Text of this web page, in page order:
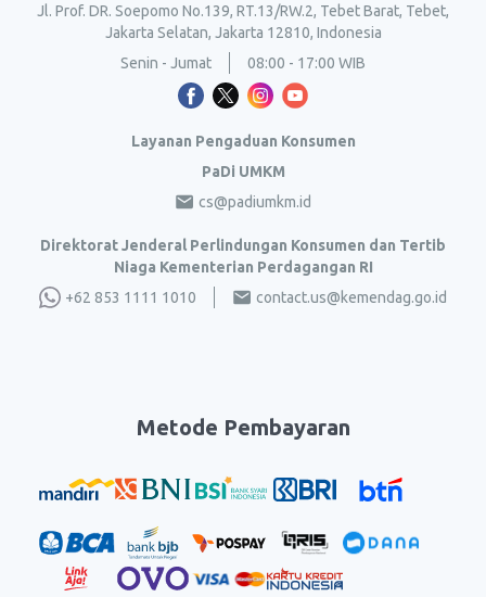
Jl. Prof. DR. Soepomo No.139, RT.13/RW.2, Tebet Barat, Tebet,
Jakarta Selatan, Jakarta 12810, Indonesia
Senin - Jumat
08:00 - 17:00 WIB
Layanan Pengaduan Konsumen
PaDi UMKM
cs@padiumkm.id
Direktorat Jenderal Perlindungan Konsumen dan Tertib
Niaga Kementerian Perdagangan RI
+62 853 1111 1010
contact.us@kemendag.go.id
Metode Pembayaran